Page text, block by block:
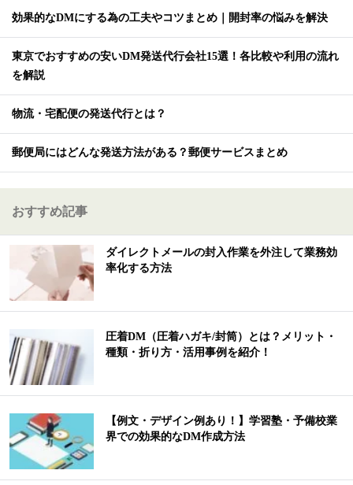
効果的なDMにする為の工夫やコツまとめ｜開封率の悩みを解決
東京でおすすめの安いDM発送代行会社15選！各比較や利用の流れ
を解説
物流・宅配便の発送代行とは？
郵便局にはどんな発送方法がある？郵便サービスまとめ
おすすめ記事
ダイレクトメールの封入作業を外注して業務効
率化する方法
圧着DM（圧着ハガキ/封筒）とは？メリット・
種類・折り方・活用事例を紹介！
【例文・デザイン例あり！】学習塾・予備校業
界での効果的なDM作成方法